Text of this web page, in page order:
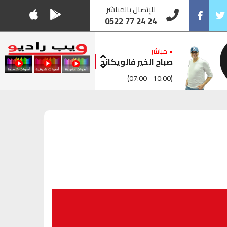
Facebook
للإتصال بالمباشر
0522 77 24 24
• مباشر
صباح الخير فالويكاند
(07:00 - 10:00)